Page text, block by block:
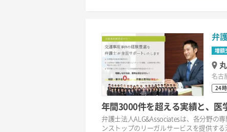
弁
増額
名古
24時
年間3000件を超える実績と、医
弁護士法人ALG&Associatesは、各分野の
ンストップのリーガルサービスを提供す